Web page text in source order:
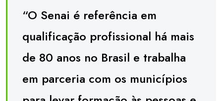
“O Senai é referência em
qualificação profissional há mais
de 80 anos no Brasil e trabalha
em parceria com os municípios